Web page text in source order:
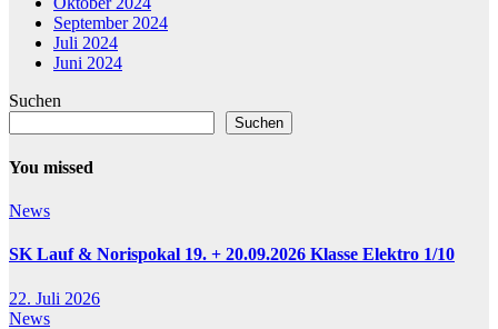
September 2024
Juli 2024
Juni 2024
Suchen
Suchen
You missed
News
SK Lauf & Norispokal 19. + 20.09.2026 Klasse Elektro 1/10
22. Juli 2026
News